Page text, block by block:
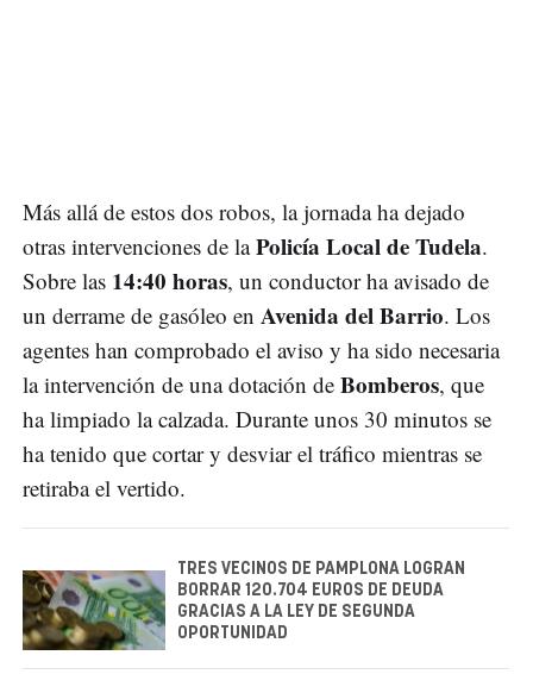
Más allá de estos dos robos, la jornada ha dejado
otras intervenciones de laPolicía Local de Tudela.
Sobre las 14:40 horas, un conductor ha avisado de
un derrame de gasóleo en Avenida del Barrio. Los
agentes han comprobado el aviso y ha sido necesaria
la intervención de una dotación de Bomberos, que
ha limpiado la calzada. Durante unos 30 minutos se
ha tenido que cortar y desviar el tráfico mientras se
retiraba el vertido.
TRES VECINOS DE PAMPLONA LOGRAN
BORRAR 120.704 EUROS DE DEUDA
GRACIAS A LA LEY DE SEGUNDA
OPORTUNIDAD